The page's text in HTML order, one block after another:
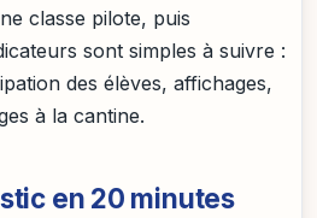
classe pilote, puis
sont simples à suivre :
des élèves, affichages,
à la cantine.
en 20 minutes